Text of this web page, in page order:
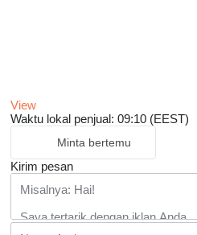
View
Waktu lokal penjual: 09:10 (EEST)
Minta bertemu
Kirim pesan